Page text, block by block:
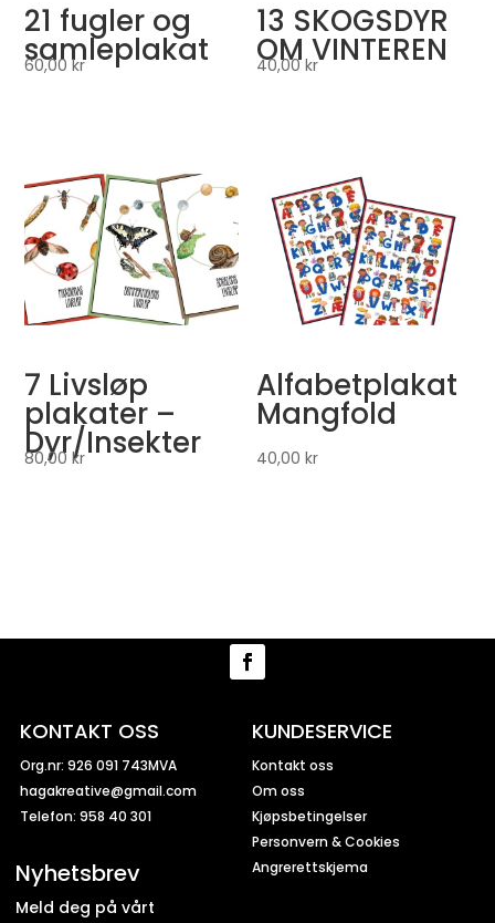
21 fugler og
samleplakat
60,00kr
13 SKOGSDYR
OM VINTEREN
40,00kr
7 Livsløp
plakater –
Dyr/Insekter
80,00kr
Alfabetplakat
Mangfold
40,00kr
KONTAKT OSS
Org.nr: 926 091 743MVA
hagakreative@gmail.com
Telefon: 958 40 301
Nyhetsbrev
Meld deg på vårt
KUNDESERVICE
Kontakt oss
Om oss
Kjøpsbetingelser
Personvern & Cookies
Angrerettskjema